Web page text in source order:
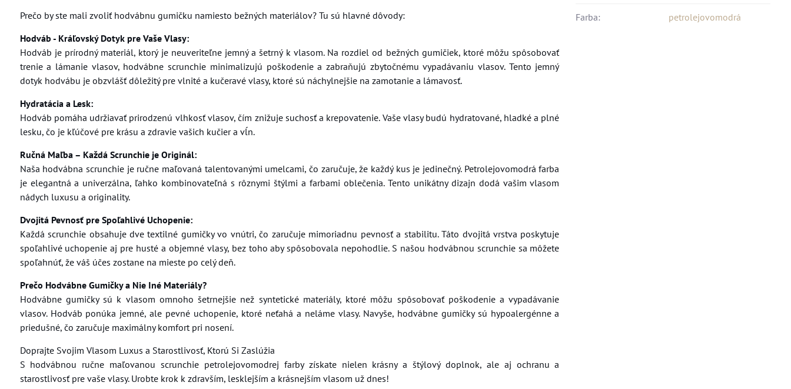
Prečo by ste mali zvoliť hodvábnu gumičku namiesto bežných materiálov? Tu sú hlavné dôvody:
Hodváb - Kráľovský Dotyk pre Vaše Vlasy:
Hodváb je prírodný materiál, ktorý je neuveriteľne jemný a šetrný k vlasom. Na rozdiel od bežných gumičiek, ktoré môžu spôsobovať
trenie a lámanie vlasov, hodvábne scrunchie minimalizujú poškodenie a zabraňujú zbytočnému vypadávaniu vlasov. Tento jemný
dotyk hodvábu je obzvlášť dôležitý pre vlnité a kučeravé vlasy, ktoré sú náchylnejšie na zamotanie a lámavosť.
Hydratácia a Lesk:
Hodváb pomáha udržiavať prirodzenú vlhkosť vlasov, čím znižuje suchosť a krepovatenie. Vaše vlasy budú hydratované, hladké a plné
lesku, čo je kľúčové pre krásu a zdravie vašich kučier a vĺn.
Ručná Maľba – Každá Scrunchie je Originál:
Naša hodvábna scrunchie je ručne maľovaná talentovanými umelcami, čo zaručuje, že každý kus je jedinečný. Petrolejovomodrá farba
je elegantná a univerzálna, ľahko kombinovateľná s rôznymi štýlmi a farbami oblečenia. Tento unikátny dizajn dodá vašim vlasom
nádych luxusu a originality.
Dvojitá Pevnosť pre Spoľahlivé Uchopenie:
Každá scrunchie obsahuje dve textilné gumičky vo vnútri, čo zaručuje mimoriadnu pevnosť a stabilitu. Táto dvojitá vrstva poskytuje
spoľahlivé uchopenie aj pre husté a objemné vlasy, bez toho aby spôsobovala nepohodlie. S našou hodvábnou scrunchie sa môžete
spoľahnúť, že váš účes zostane na mieste po celý deň.
Prečo Hodvábne Gumičky a Nie Iné Materiály?
Hodvábne gumičky sú k vlasom omnoho šetrnejšie než syntetické materiály, ktoré môžu spôsobovať poškodenie a vypadávanie
vlasov. Hodváb ponúka jemné, ale pevné uchopenie, ktoré neťahá a neláme vlasy. Navyše, hodvábne gumičky sú hypoalergénne a
priedušné, čo zaručuje maximálny komfort pri nosení.
Doprajte Svojim Vlasom Luxus a Starostlivosť, Ktorú Si Zaslúžia
S hodvábnou ručne maľovanou scrunchie petrolejovomodrej farby získate nielen krásny a štýlový doplnok, ale aj ochranu a
starostlivosť pre vaše vlasy. Urobte krok k zdravším, lesklejším a krásnejším vlasom už dnes!
Farba: petrolejovomodrá